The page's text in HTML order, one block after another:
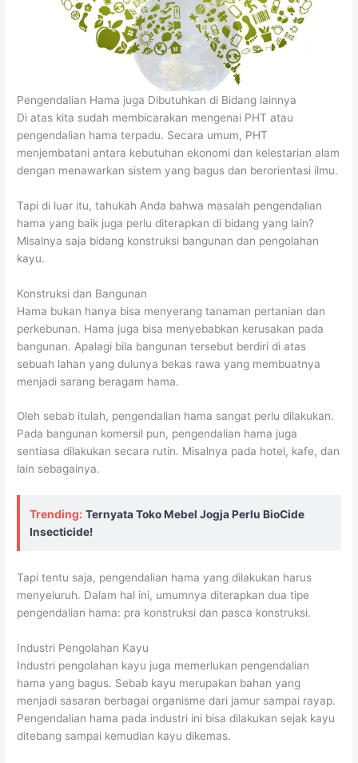
Pengendalian Hama juga Dibutuhkan di Bidang lainnya
Di atas kita sudah membicarakan mengenai PHT atau
pengendalian hama terpadu. Secara umum, PHT
menjembatani antara kebutuhan ekonomi dan kelestarian alam
dengan menawarkan sistem yang bagus dan berorientasi ilmu.
Tapi di luar itu, tahukah Anda bahwa masalah pengendalian
hama yang baik juga perlu diterapkan di bidang yang lain?
Misalnya saja bidang konstruksi bangunan dan pengolahan
kayu.
Konstruksi dan Bangunan
Hama bukan hanya bisa menyerang tanaman pertanian dan
perkebunan. Hama juga bisa menyebabkan kerusakan pada
bangunan. Apalagi bila bangunan tersebut berdiri di atas
sebuah lahan yang dulunya bekas rawa yang membuatnya
menjadi sarang beragam hama.
Oleh sebab itulah, pengendalian hama sangat perlu dilakukan.
Pada bangunan komersil pun, pengendalian hama juga
sentiasa dilakukan secara rutin. Misalnya pada hotel, kafe, dan
lain sebagainya.
Trending: Ternyata Toko Mebel Jogja Perlu BioCide
Insecticide!
Tapi tentu saja, pengendalian hama yang dilakukan harus
menyeluruh. Dalam hal ini, umumnya diterapkan dua tipe
pengendalian hama: pra konstruksi dan pasca konstruksi.
Industri Pengolahan Kayu
Industri pengolahan kayu juga memerlukan pengendalian
hama yang bagus. Sebab kayu merupakan bahan yang
menjadi sasaran berbagai organisme dari jamur sampai rayap.
Pengendalian hama pada industri ini bisa dilakukan sejak kayu
ditebang sampai kemudian kayu dikemas.